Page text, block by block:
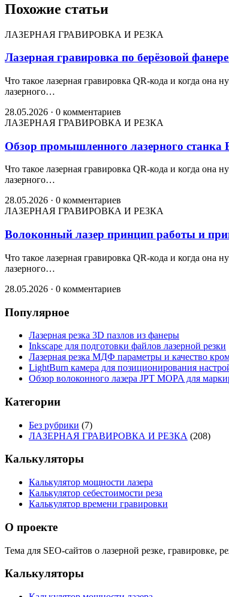
Похожие статьи
ЛАЗЕРНАЯ ГРАВИРОВКА И РЕЗКА
Лазерная гравировка по берёзовой
Что такое лазерная гравировка QR-кода и когда
лазерного…
28.05.2026 · 0 комментариев
ЛАЗЕРНАЯ ГРАВИРОВКА И РЕЗКА
Обзор промышленного лазерного станка
Что такое лазерная гравировка QR-кода и когда
лазерного…
28.05.2026 · 0 комментариев
ЛАЗЕРНАЯ ГРАВИРОВКА И РЕЗКА
Волоконный лазер принцип работы и
Что такое лазерная гравировка QR-кода и когда
лазерного…
28.05.2026 · 0 комментариев
Популярное
Лазерная резка 3D пазлов из фанеры
Inkscape для подготовки файлов лазерной резки
Лазерная резка МДФ параметры и качество
LightBurn камера для позиционирования
Обзор волоконного лазера JPT MOPA для
Категории
Без рубрики (7)
ЛАЗЕРНАЯ ГРАВИРОВКА И РЕЗКА (208)
Калькуляторы
Калькулятор мощности лазера
Калькулятор себестоимости реза
Калькулятор времени гравировки
О проекте
Тема для SEO-сайтов о лазерной резке,
Калькуляторы